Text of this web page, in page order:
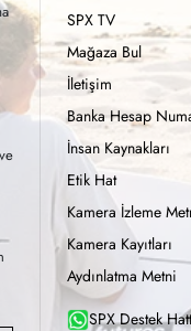
SPX TV
Mağaza Bul
İletişim
Banka Hesap
İnsan Kaynakları
Etik Hat
Kamera İzleme
Kamera Kayıtları
Aydınlatma Metni
SPX Destek